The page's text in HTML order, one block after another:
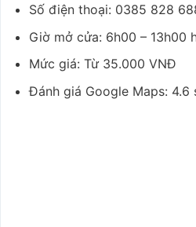
Số điện thoại: 0385 828
Giờ mở cửa: 6h00 – 13h00
Mức giá: Từ 35.000 VNĐ
Đánh giá Google Maps: 4.6